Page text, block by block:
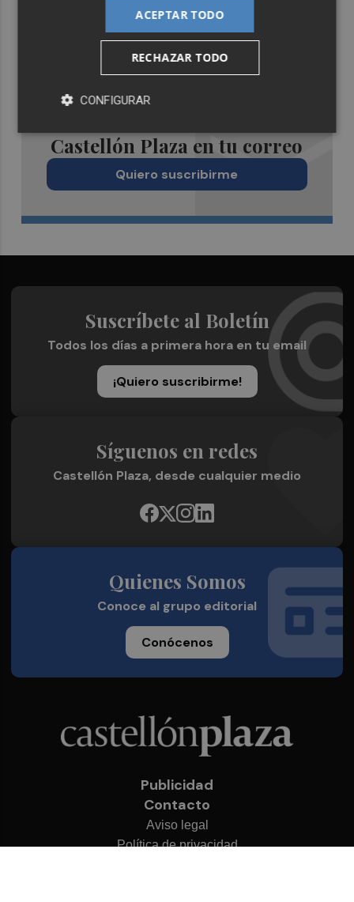
Castellón Plaza en tu correo
Quiero suscribirme
Suscríbete al Boletín
Todos los días a primera hora en tu email
¡Quiero suscribirme!
Síguenos en redes
Castellón Plaza, desde cualquier medio
Quienes Somos
Conoce al grupo editorial
Conócenos
Publicidad
Contacto
Aviso legal
Política de privacidad
ACEPTAR TODO
RECHAZAR TODO
CONFIGURAR